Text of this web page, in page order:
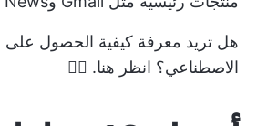
هل تريد معرفة كيفية الحصول على
الاصطناعي؟ انظر هنا. 👇🏼